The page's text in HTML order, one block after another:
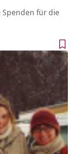
Spenden für die